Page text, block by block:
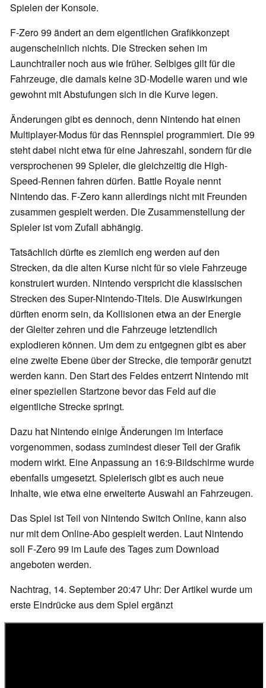
Spielen der Konsole.
F-Zero 99 ändert an dem eigentlichen Grafikkonzept
augenscheinlich nichts. Die Strecken sehen im
Launchtrailer noch aus wie früher. Selbiges gilt für die
Fahrzeuge, die damals keine 3D-Modelle waren und wie
gewohnt mit Abstufungen sich in die Kurve legen.
Änderungen gibt es dennoch, denn Nintendo hat einen
Multiplayer-Modus für das Rennspiel programmiert. Die 99
steht dabei nicht etwa für eine Jahreszahl, sondern für die
versprochenen 99 Spieler, die gleichzeitig die High-
Speed-Rennen fahren dürfen. Battle Royale nennt
Nintendo das. F-Zero kann allerdings nicht mit Freunden
zusammen gespielt werden. Die Zusammenstellung der
Spieler ist vom Zufall abhängig.
Tatsächlich dürfte es ziemlich eng werden auf den
Strecken, da die alten Kurse nicht für so viele Fahrzeuge
konstruiert wurden. Nintendo verspricht die klassischen
Strecken des Super-Nintendo-Titels. Die Auswirkungen
dürften enorm sein, da Kollisionen etwa an der Energie
der Gleiter zehren und die Fahrzeuge letztendlich
explodieren können. Um dem zu entgegnen gibt es aber
eine zweite Ebene über der Strecke, die temporär genutzt
werden kann. Den Start des Feldes entzerrt Nintendo mit
einer speziellen Startzone bevor das Feld auf die
eigentliche Strecke springt.
Dazu hat Nintendo einige Änderungen im Interface
vorgenommen, sodass zumindest dieser Teil der Grafik
modern wirkt. Eine Anpassung an 16:9-Bildschirme wurde
ebenfalls umgesetzt. Spielerisch gibt es auch neue
Inhalte, wie etwa eine erweiterte Auswahl an Fahrzeugen.
Das Spiel ist Teil von Nintendo Switch Online, kann also
nur mit dem Online-Abo gespielt werden. Laut Nintendo
soll F-Zero 99 im Laufe des Tages zum Download
angeboten werden.
Nachtrag, 14. September 20:47 Uhr: Der Artikel wurde um
erste Eindrücke aus dem Spiel ergänzt